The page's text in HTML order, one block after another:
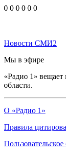
0 0 0 0 0 0
Новости СМИ2
Мы в эфире
«Радио 1» вещает
области.
О «Радио 1»
Правила